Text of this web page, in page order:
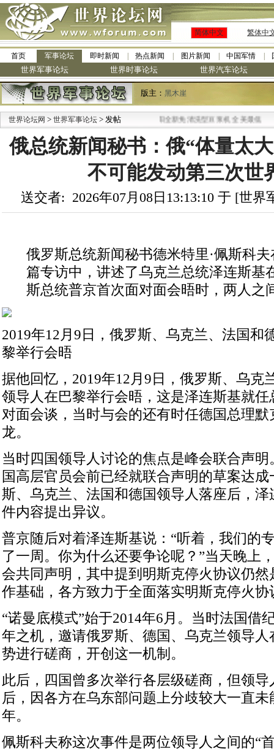
简体中文 繁体中
首页 军事论坛 即时新闻 热点新闻 图片新闻 中国军情
世界军事论坛 世界时事论坛 世界汽车论坛
版主： 黑木崖
世界论坛网 > 世界军事论坛 > 发帖 九阳全新免清洗型豆浆机 全美最低
俄总统新闻秘书：俄“体量太
不可能发动第三次世
送交者: 2026年07月08日13:13:10 于 [世
俄罗斯总统新闻秘书德米特里·佩斯科
篇专访中，讲述了乌克兰总统泽连斯基
斯总统普京首次面对面会晤时，两人之
2019年12月9日，俄罗斯、乌克兰、法国和
黎举行会晤
据他回忆，2019年12月9日，俄罗斯、乌克
领导人在巴黎举行会晤，这是泽连斯基就
对面会谈，当时与会的还有时任德国总理
龙。
当时四国领导人讨论的焦点是峰会联合声
国高层官员会前已经就联合声明的草案达
斯、乌克兰、法国和德国领导人落座后，
件内容提出异议。
普京随后对着泽连斯基说：“听着，我们的
了一周。你为什么还要争论呢？”当天晚上
会共同声明，其中提到明斯克停火协议仍然
作基础，各方致力于全面落实明斯克停火协
“诺曼底模式”始于2014年6月。当时法国借
年之机，邀请俄罗斯、德国、乌克兰领导
势进行磋商，开创这一机制。
此后，四国曾多次举行各层级磋商，但领导
后，因各方在乌东部问题上分歧较大一直
年。
佩斯科夫称这次事件是两位领导人之间的“